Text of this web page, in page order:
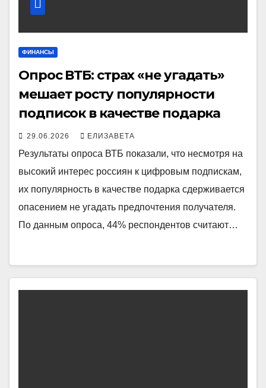
ФИНАНСЫ
Опрос ВТБ: страх «не угадать»
мешает росту популярности
подписок в качестве подарка
29.06.2026 ЕЛИЗАВЕТА
Результаты опроса ВТБ показали, что несмотря на
высокий интерес россиян к цифровым подпискам,
их популярность в качестве подарка сдерживается
опасением не угадать предпочтения получателя.
По данным опроса, 44% респондентов считают…